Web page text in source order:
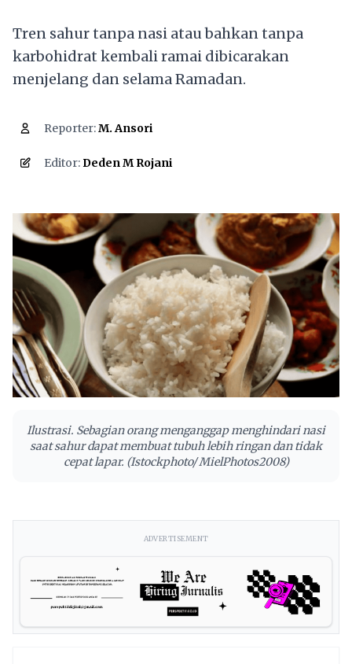
Tren sahur tanpa nasi atau bahkan tanpa
karbohidrat kembali ramai dibicarakan
menjelang dan selama Ramadan.
Reporter:M. Ansori
Editor:Deden M Rojani
Ilustrasi. Sebagian orang menganggap menghindari nasi
saat sahur dapat membuat tubuh lebih ringan dan tidak
cepat lapar. (Istockphoto/ MielPhotos2008)
ADVERTISEMENT